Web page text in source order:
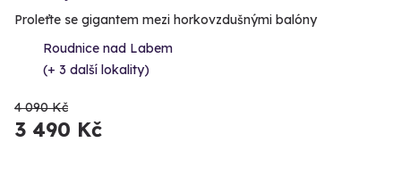
Proleťte se gigantem mezi horkovzdušnými balóny
Roudnice nad Labem
(+ 3 další lokality)
4 090 Kč
3 490 Kč